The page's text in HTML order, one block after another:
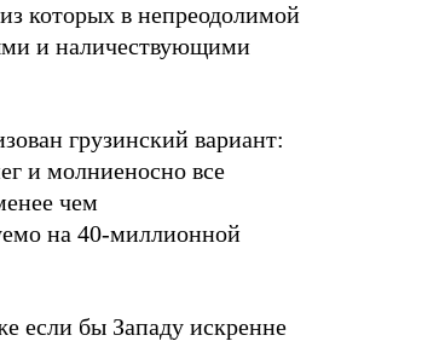
которых в непреодолимой
и наличествующими
грузинский вариант:
и молниеносно все
чем
на 40-миллионной
если бы Западу искренне